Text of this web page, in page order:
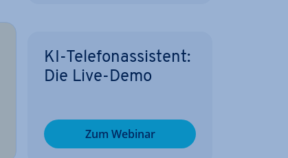
KI-Te­le­fon­as­sis­tent:
Die Live-Demo
Zum Webinar